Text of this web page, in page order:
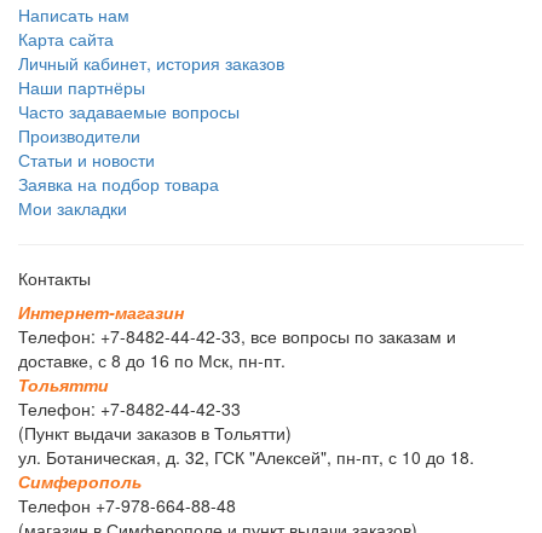
Написать нам
Карта сайта
Личный кабинет, история заказов
Наши партнёры
Часто задаваемые вопросы
Производители
Статьи и новости
Заявка на подбор товара
Мои закладки
Контакты
Интернет-магазин
Телефон: +7-8482-44-42-33, все вопросы по заказам и
доставке, с 8 до 16 по Мск, пн-пт.
Тольятти
Телефон: +7-8482-44-42-33
(Пункт выдачи заказов в Тольятти)
ул. Ботаническая, д. 32, ГСК "Алексей", пн-пт, с 10 до 18.
Симферополь
Телефон +7-978-664-88-48